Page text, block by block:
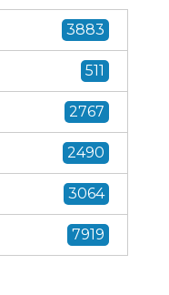
3883
511
2767
2490
3064
7919